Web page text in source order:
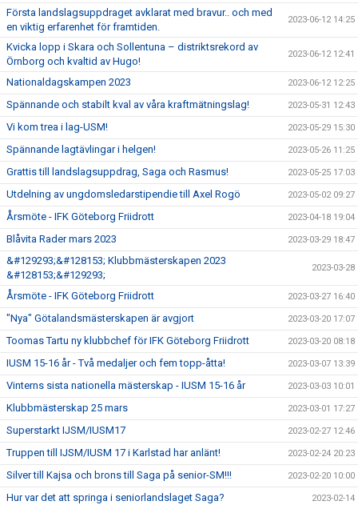
Första landslagsuppdraget avklarat med bravur.. och med
en viktig erfarenhet för framtiden.
2023-06-12 14:25
Kvicka lopp i Skara och Sollentuna – distriktsrekord av
Örnborg och kvaltid av Hugo!
2023-06-12 12:41
Nationaldagskampen 2023 2023-06-12 12:25
Spännande och stabilt kval av våra kraftmätningslag! 2023-05-31 12:43
Vi kom trea i lag-USM! 2023-05-29 15:30
Spännande lagtävlingar i helgen! 2023-05-26 11:25
Grattis till landslagsuppdrag, Saga och Rasmus! 2023-05-25 17:03
Utdelning av ungdomsledarstipendie till Axel Rogö 2023-05-02 09:27
Årsmöte - IFK Göteborg Friidrott 2023-04-18 19:04
Blåvita Rader mars 2023 2023-03-29 18:47
&#129293;&#128153; Klubbmästerskapen 2023
&#128153;&#129293;
2023-03-28
Årsmöte - IFK Göteborg Friidrott 2023-03-27 16:40
"Nya" Götalandsmästerskapen är avgjort 2023-03-20 17:07
Toomas Tartu ny klubbchef för IFK Göteborg Friidrott 2023-03-20 08:18
IUSM 15-16 år - Två medaljer och fem topp-åtta! 2023-03-07 13:39
Vinterns sista nationella mästerskap - IUSM 15-16 år 2023-03-03 10:01
Klubbmästerskap 25 mars 2023-03-01 17:27
Superstarkt IJSM/IUSM17 2023-02-27 12:46
Truppen till IJSM/IUSM 17 i Karlstad har anlänt! 2023-02-24 20:23
Silver till Kajsa och brons till Saga på senior-SM!!! 2023-02-20 10:00
Hur var det att springa i seniorlandslaget Saga? 2023-02-14